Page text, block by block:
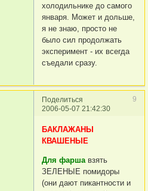
холодильнике до самого
января. Может и дольше,
я не знаю, просто не
было сил продолжать
эксперимент - их всегда
съедали сразу.
Поделиться
9
2006-05-07 21:42:30
БАКЛАЖАНЫ
КВАШЕНЫЕ
Для фаршавзять
ЗЕЛЕНЫЕ помидоры
(они дают пикантности и